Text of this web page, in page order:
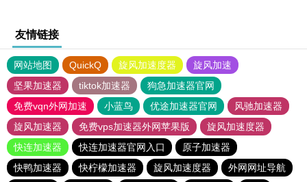
友情链接
网站地图 QuickQ 旋风加速度器
旋风加速
坚果加速器
tiktok加速器
狗急加速器官网
免费vqn外网加速
小蓝鸟 优途加速器官网
风驰加速器
旋风加速器
免费vps加速器外网苹果版
旋风加速度器
快连加速器
快连加速器官网入口
原子加速器
快鸭加速器
快柠檬加速器 旋风加速度器
外网网址导航